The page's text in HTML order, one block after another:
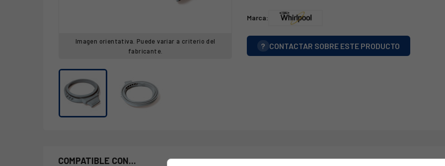
Imagen orientativa. Puede variar a criterio del
fabricante.
Marca:
? CONTACTAR SOBRE ESTE PRODUCTO
COMPATIBLE CON...